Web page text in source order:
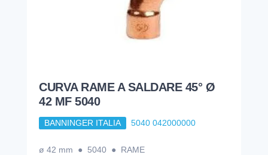
CURVA RAME A SALDARE 45° Ø
42 MF 5040
BANNINGER ITALIA 5040 042000000
ø 42 mm ● 5040 ● RAME